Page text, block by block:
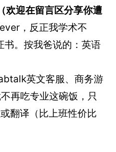
（欢迎在留言区分享你遭
，反正我学术不
书。按我爸说的：英语
英文客服、商务游
再吃专业这碗饭，只
翻译（比上班性价比